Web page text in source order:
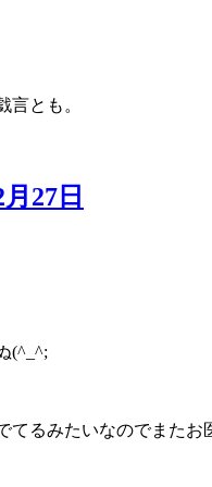
言とも。
27日
(^_^;
るみたいなのでまたお